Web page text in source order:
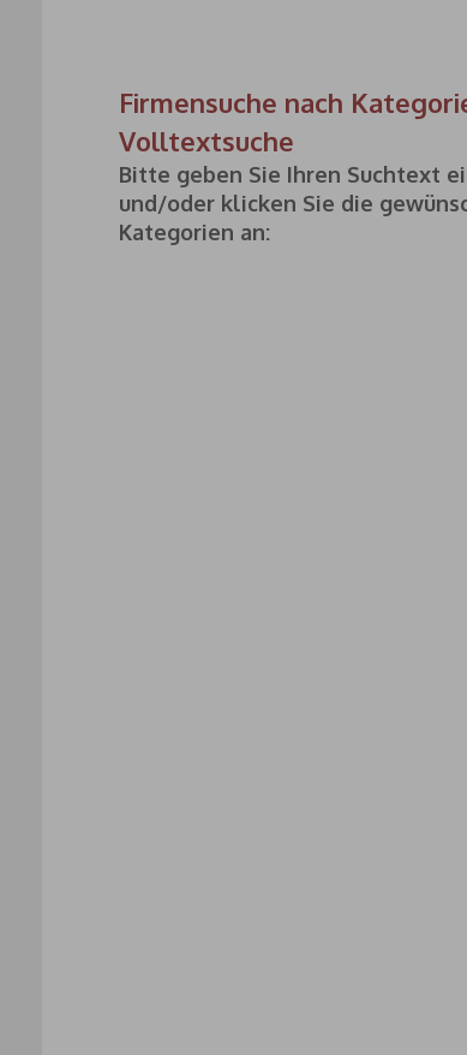
Firmensuche nach
Volltextsuche
Bitte geben Sie Ihren Suchtext
und/oder klicken Sie die
Kategorien an: